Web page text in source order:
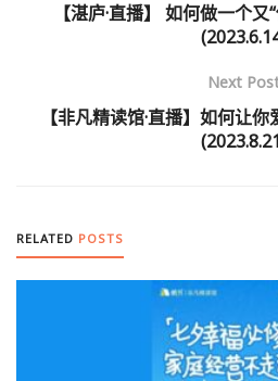
【湛庐·直播】 如何做一个又
Next
【非凡精读馆·直播】如何让
RELATED POSTS